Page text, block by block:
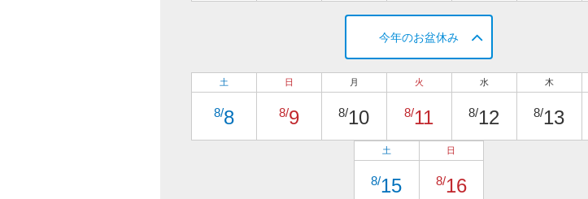
今年のお盆休み
土
8/8
日
8/9
月
8/10
火
8/11
水
8/12
木
8/13
土
8/15
日
8/16